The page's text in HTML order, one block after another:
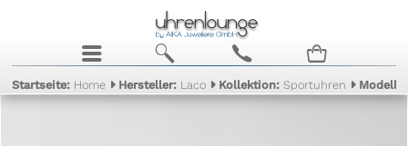
j b c n
Startseite: Home Hersteller: Laco Kollektion:Sportuhren Modell: